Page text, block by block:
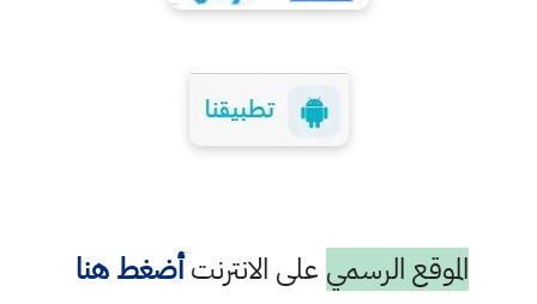
الموقع الرسمي على الانترنتأضغط هنا